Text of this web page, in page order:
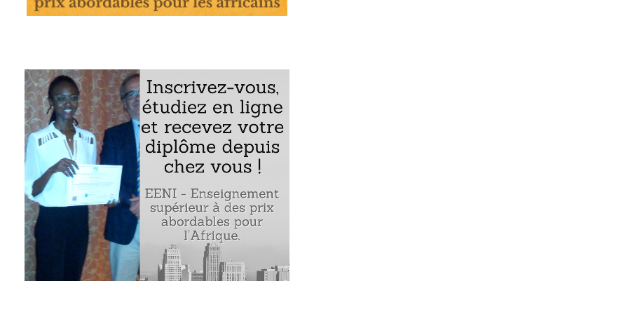
de Lomé (République du Togo
)
caractéristiques du port de Lomé
Faso, au Mali et au Niger
togolaise. La zone de transformation d’exportation
Exemple : le port de Lomé (Togo) :